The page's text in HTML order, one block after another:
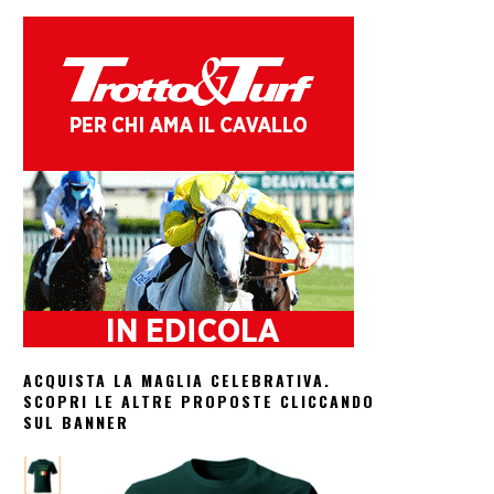
ACQUISTA LA MAGLIA CELEBRATIVA.
SCOPRI LE ALTRE PROPOSTE CLICCANDO
SUL BANNER